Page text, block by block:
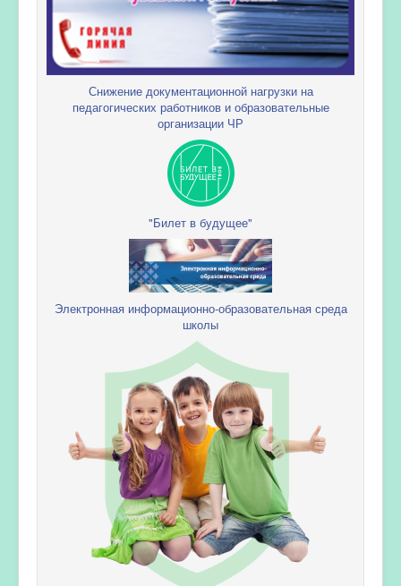
Снижение документационной нагрузки на
педагогических работников и образовательные
организации ЧР
"Билет в будущее"
Электронная информационно-образовательная среда
школы